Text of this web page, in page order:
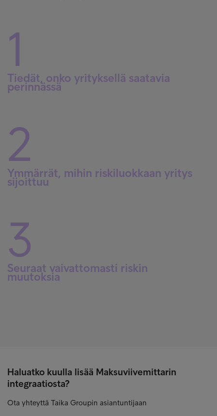
1
Tiedät, onko yrityksellä saatavia
perinnässä
2
Ymmärrät, mihin riskiluokkaan yritys
sijoittuu
3
Seuraat vaivattomasti riskin
muutoksia
Haluatko kuulla lisää Maksuviivemittarin
integraatiosta?
Ota yhteyttä Taika Groupin asiantuntijaan